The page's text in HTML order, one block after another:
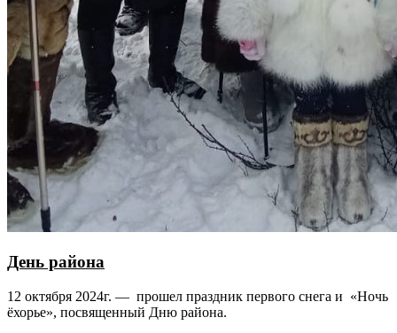
День района
12 октября 2024г. — прошел праздник первого снега и «Ночь
ёхорье», посвященный Дню района.